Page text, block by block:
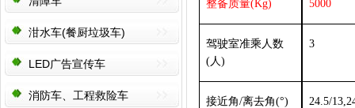
泔水车(餐厨垃圾车)
LED广告宣传车
消防车、工程救险车
整备质量(Kg) 5000
驾驶室准乘人数
(人)
3
接近角/离去角(°) 24.5/